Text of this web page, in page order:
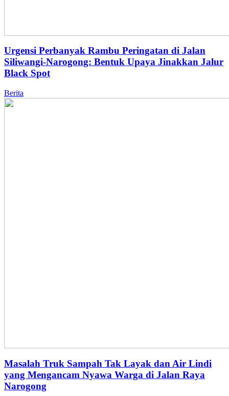
Urgensi Perbanyak Rambu Peringatan di Jalan
Siliwangi-Narogong: Bentuk Upaya Jinakkan Jalur
Black Spot
Berita
Masalah Truk Sampah Tak Layak dan Air Lindi
yang Mengancam Nyawa Warga di Jalan Raya
Narogong